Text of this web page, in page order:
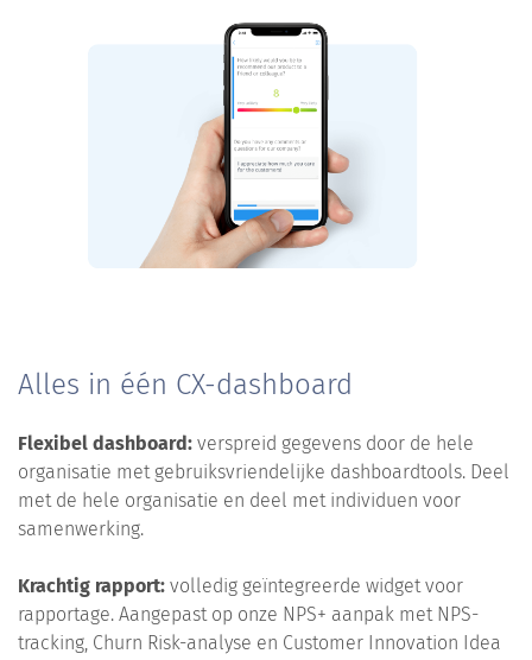
Alles in één CX-dashboard
Flexibel dashboard: verspreid gegevens door de hele
organisatie met gebruiksvriendelijke dashboardtools. Deel
met de hele organisatie en deel met individuen voor
samenwerking.
Krachtig rapport: volledig geïntegreerde widget voor
rapportage. Aangepast op onze NPS+ aanpak met NPS-
tracking, Churn Risk-analyse en Customer Innovation Idea